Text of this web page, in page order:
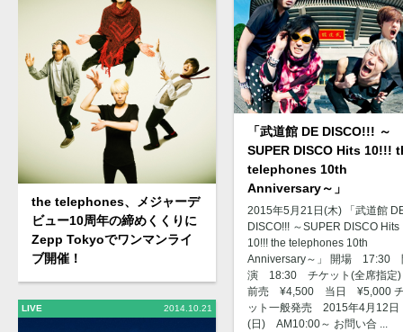
the telephones、メジャーデ
ビュー10周年の締めくくりに
Zepp Tokyoでワンマンライ
ブ開催！
LIVE 2014.10.21
「武道館 DE DISCO!!! ～
SUPER DISCO Hits 10!!!
telephones 10th
Anniversary～」
2015年5月21日(木) 「武道館
DISCO!!! ～SUPER DISCO Hits
10!!! the telephones 10th
Anniversary～」 開場 17:30
演 18:30 チケット(全席指
前売 ¥4,500 当日 ¥5,000
ット一般発売 2015年4月12日
(日) AM10:00～ お問い合 ...